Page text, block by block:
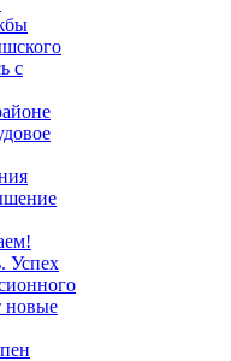
с
Успех
новые